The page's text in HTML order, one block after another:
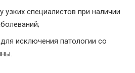
узких специалистов при наличии
исключения патологии со